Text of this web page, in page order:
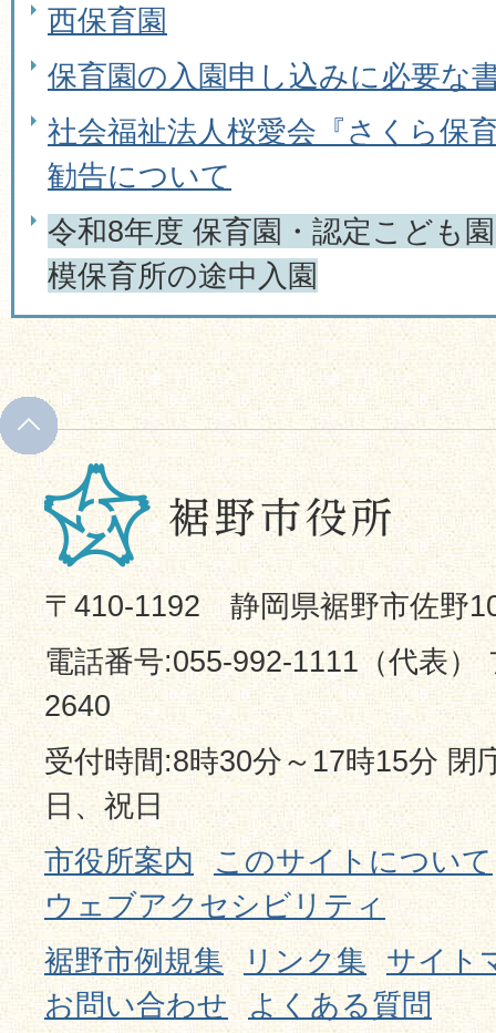
西保育園
保育園の入園申し込みに必要な
社会福祉法人桜愛会『さくら保
勧告について
令和8年度 保育園・認定こども
模保育所の途中入園
〒410-1192 静岡県裾野市佐野
電話番号:055-992-1111（代表）
2640
受付時間:8時30分～17時15分 閉
日、祝日
市役所案内
このサイトについて
ウェブアクセシビリティ
裾野市例規集
リンク集
サイト
お問い合わせ よくある質問